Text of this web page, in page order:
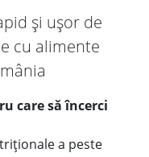
și ușor de
cu alimente
care să încerci
a peste